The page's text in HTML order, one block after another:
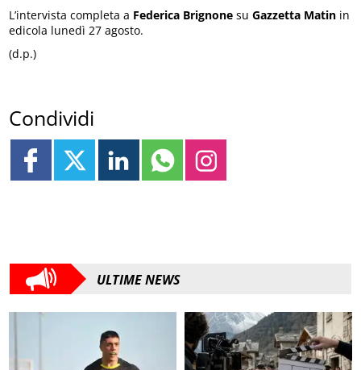
L’intervista completa a Federica Brignone suGazzetta Matin in
edicola lunedì 27 agosto.
(d.p.)
Condividi
ULTIME NEWS